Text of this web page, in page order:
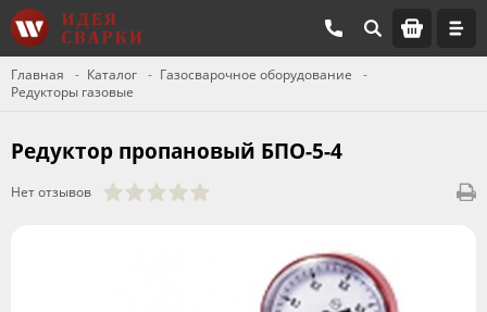
Главная Каталог
Газосварочное оборудование
Редукторы газовые
Редуктор пропановый БПО-5-4
Нет отзывов